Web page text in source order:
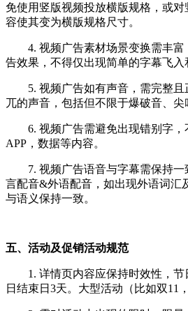
免使用竖版视频投放横版规格，或
容使其变为横版规格尺寸。
4. 视频广告素材场景变换需丰
告效果，不得仅出现简单的字幕飞入
5. 视频广告如有声音，需完整
兀的声音，包括但不限于爆破音、尖
6. 视频广告需避免出现错别字
APP，数据等内容。
7. 视频广告语音与字幕需保持
言配音&外语配音，如出现外语词汇
与语义保持一致。
五、活动及促销活动规范
1. 详情页内容应保持时效性，
日结束日3天。大型活动（比如双11